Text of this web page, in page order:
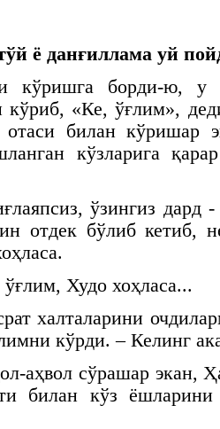
ё данғиллама уй
кўришга борди-ю, у
«Ке, ўғлим»,
билан кўришар
кўзларига
ўзингиз дард
отдек бўлиб кетиб,
Худо хоҳласа...
халталарини
кўрди. – Келинг
аҳвол сўрашар экан,
билан кўз